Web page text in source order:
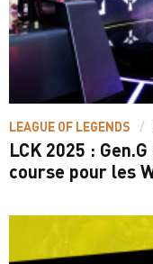
LEAGUE OF LEGENDS
LCK 2025 :
course pour les